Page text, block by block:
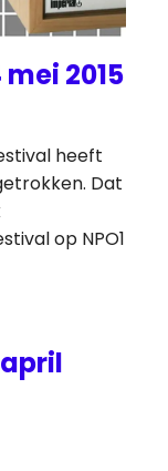
2015
heeft
Dat
op NPO1